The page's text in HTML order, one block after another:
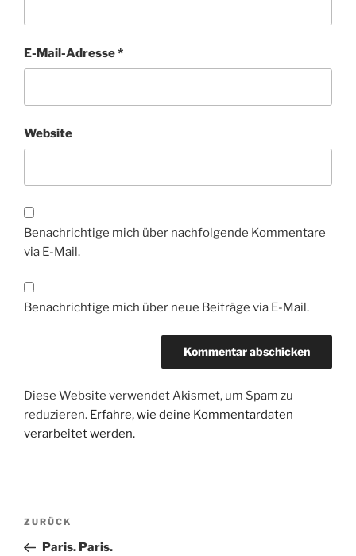
E-Mail-Adresse*
Website
Benachrichtige mich über nachfolgende Kommentare
via E-Mail.
Benachrichtige mich über neue Beiträge via E-Mail.
Diese Website verwendet Akismet, um Spam zu
reduzieren. Erfahre, wie deine Kommentardaten
verarbeitet werden.
Beitragsnavigation
Vorheriger
Beitrag
ZURÜCK
Paris. Paris.